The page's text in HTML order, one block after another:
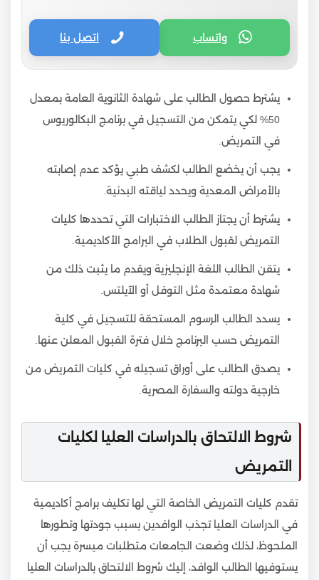
واتساب اتصل بنا
يشترط حصول الطالب على شهادة الثانوية العامة بمعدل
50% لكي يتمكن من التسجيل في برنامج البكالوريوس
في التمريض.
يجب أن يخضع الطالب لكشف طبي يؤكد عدم إصابته
بالأمراض المعدية ويحدد لياقته البدنية.
يشترط أن يجتاز الطالب الاختبارات التي تحددها كليات
التمريض لقبول الطلاب في البرامج الأكاديمية.
يتقن الطالب اللغة الإنجليزية ويقدم ما يثبت ذلك من
شهادة معتمدة مثل التوفل أو الآيلتس.
يسدد الطالب الرسوم المستحقة للتسجيل في كلية
التمريض حسب البرنامج خلال فترة القبول المعلن عنها.
يصدق الطالب على أوراق تسجيله في كليات التمريض من
خارجية دولته والسفارة المصرية.
شروط الالتحاق بالدراسات العليا لكليات
التمريض
تقدم كليات التمريض الخاصة التي لها تكليف برامج أكاديمية
في الدراسات العليا تجذب الوافدين بسبب جودتها وتطورها
الملحوظ، لذلك وضعت الجامعات متطلبات ميسرة يجب أن
يستوفيها الطالب الوافد، إليك شروط الالتحاق بالدراسات العليا